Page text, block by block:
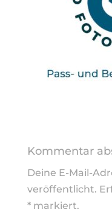
Kommentar
Deine E-Mail-
veröffentlicht.
*markiert.